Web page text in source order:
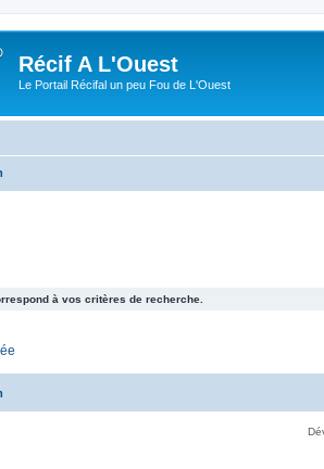
Récif A L'Ouest
Le Portail Récifal un peu Fou de L'Ouest
à vos critères de recherche.